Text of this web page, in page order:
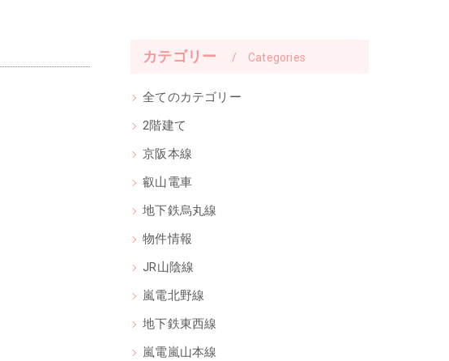
カテゴリー Categories
全てのカテゴリー
2階建て
京阪本線
叡山電車
地下鉄烏丸線
物件情報
JR山陰線
嵐電北野線
地下鉄東西線
嵐電嵐山本線